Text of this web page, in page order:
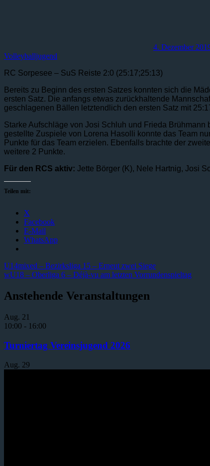
4. Dezember
Volleyballjugend
RC Sorpesee – SuS Reiste 2:0 (25:17;25:13)
Bereits zu Beginn des ersten Satzes konnten sich die
ersten Satz. Die anfangs etwas zurückhaltende
geschlagenen Bällen letztendlich den ersten Satz mit
Starke Aufschläge von Josi Schluh und Frieda
gestellte Zuspiele von Lorena Hasolli konnte das Team
Punkte für das Team erzielen. Ebenfalls brachte der
weitere 2 Punkte.
Für den RCS aktiv: Jette Börger (K), Nele Hartnig, Josi
Teilen mit:
X
Facebook
E-Mail
WhatsApp
Beitragsnavigation
Vorheriger
Beitrag:
U14mixed – Bezirksliga 15 – Erneut zwei Siege
Nächster
wU18 – Oberliga 6 – Déjà-vu am letzten Vorrundenspieltag
Anstehende Veranstaltungen
Aug. 21
10:00 - 16:00
Turniertag Vereinsjugend 2026
Aug. 29